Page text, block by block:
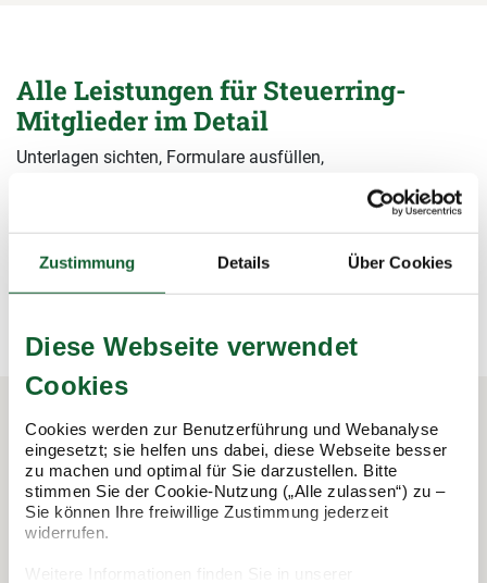
Zustimmung Details Über Cookies
Diese Webseite verwendet
Cookies
Cookies werden zur Benutzerführung und Webanalyse
eingesetzt; sie helfen uns dabei, diese Webseite besser
zu machen und optimal für Sie darzustellen. Bitte
stimmen Sie der Cookie-Nutzung („Alle zulassen“) zu –
Sie können Ihre freiwillige Zustimmung jederzeit
widerrufen.
Alle Leistungen für Steuerring-
Mitglieder im Detail
Unterlagen sichten, Formulare ausfüllen,
Steuerermäßigungen beantragen, Bescheide prüfen – wir
übernehmen alle Arbeiten rund um die Steuererklärung und
sichern damit Ihre Steuervorteile.
In 3 Schritten zur Steuererklärung.
So funktioniert's: